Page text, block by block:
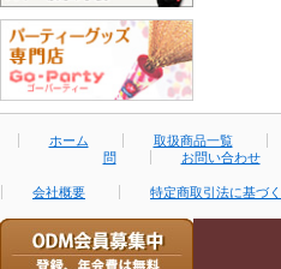
ホーム 取扱商品一覧
問
お問い合わせ
会社概要 特定商取引法に基づ